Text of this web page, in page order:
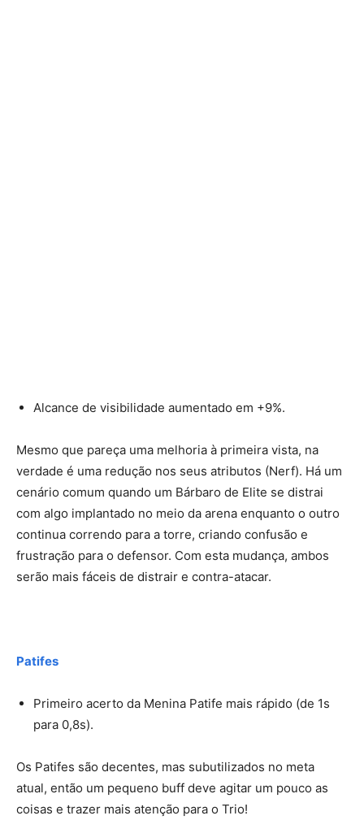
Alcance de visibilidade aumentado em +9%.
Mesmo que pareça uma melhoria à primeira vista, na
verdade é uma redução nos seus atributos (Nerf). Há um
cenário comum quando um Bárbaro de Elite se distrai
com algo implantado no meio da arena enquanto o outro
continua correndo para a torre, criando confusão e
frustração para o defensor. Com esta mudança, ambos
serão mais fáceis de distrair e contra-atacar.
Patifes
Primeiro acerto da Menina Patife mais rápido (de 1s
para 0,8s).
Os Patifes são decentes, mas subutilizados no meta
atual, então um pequeno buff deve agitar um pouco as
coisas e trazer mais atenção para o Trio!